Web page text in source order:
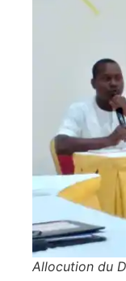
Allocution du